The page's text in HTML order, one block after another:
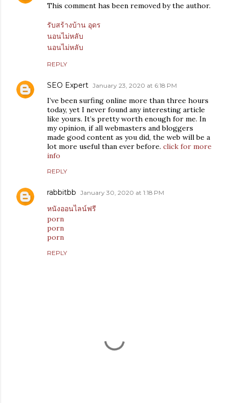
This comment has been removed by the author.
รับสร้างบ้าน อุดร
นอนไม่หลับ
นอนไม่หลับ
REPLY
SEO Expert January 23, 2020 at 6:18 PM
I’ve been surfing online more than three hours
today, yet I never found any interesting article
like yours. It’s pretty worth enough for me. In
my opinion, if all webmasters and bloggers
made good content as you did, the web will be a
lot more useful than ever before. click for more
info
REPLY
rabbitbb January 30, 2020 at 1:18 PM
หนังออนไลน์ฟรี
porn
porn
porn
REPLY